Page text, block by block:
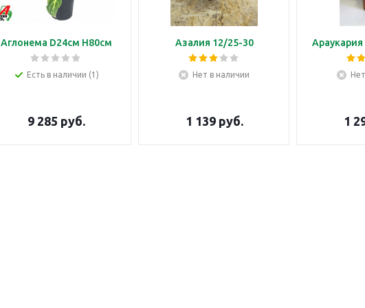
Аглонема D24см H80см
Есть в наличии (1)
9 285 руб.
Азалия 12/25-30
Нет в наличии
1 139руб.
Араукария
1